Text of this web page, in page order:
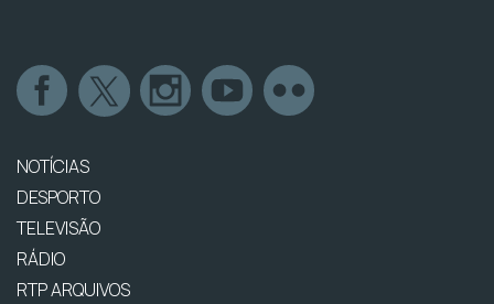
NOTÍCIAS
DESPORTO
TELEVISÃO
RÁDIO
RTP ARQUIVOS